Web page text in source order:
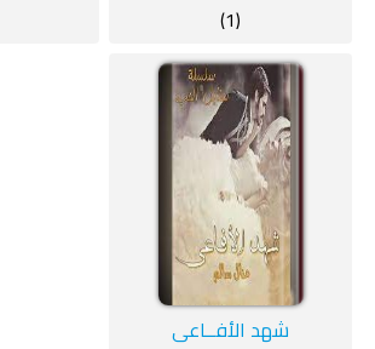
(1)
شهد الأفــاعي